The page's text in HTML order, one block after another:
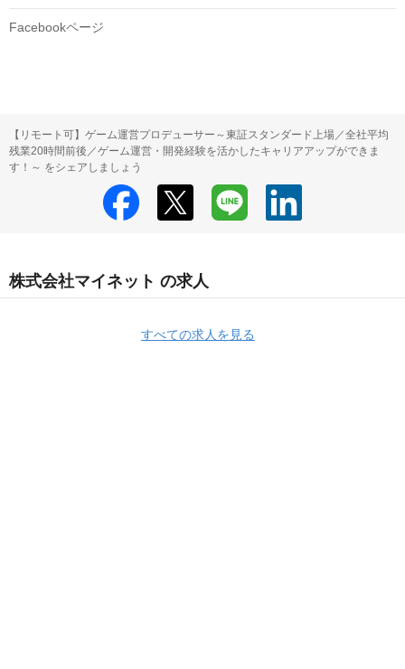
Facebookページ
【リモート可】ゲーム運営プロデューサー～東証スタンダード上場／全社平均
残業20時間前後／ゲーム運営・開発経験を活かしたキャリアアップができま
す！～ をシェアしましょう
株式会社マイネット の求人
すべての求人を見る